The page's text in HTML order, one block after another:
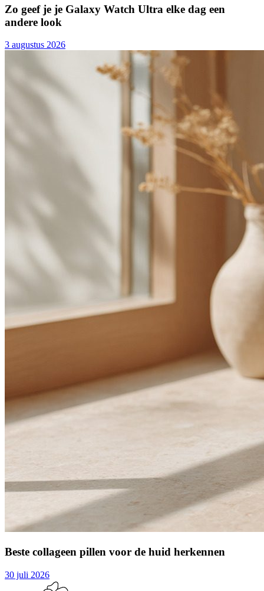
Zo geef je je Galaxy Watch Ultra elke dag een
andere look
3 augustus 2026
Beste collageen pillen voor de huid herkennen
30 juli 2026